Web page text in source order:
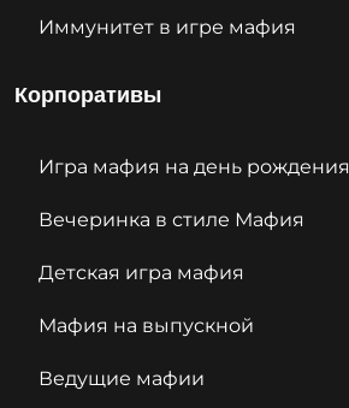
Иммунитет в игре мафия
Корпоративы
Игра мафия на день рождения
Вечеринка в стиле Мафия
Детская игра мафия
Мафия на выпускной
Ведущие мафии